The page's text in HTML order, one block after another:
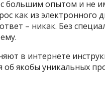
большим опытом и не
как из электронного
– никак. Без
в интернете
об якобы уникальных